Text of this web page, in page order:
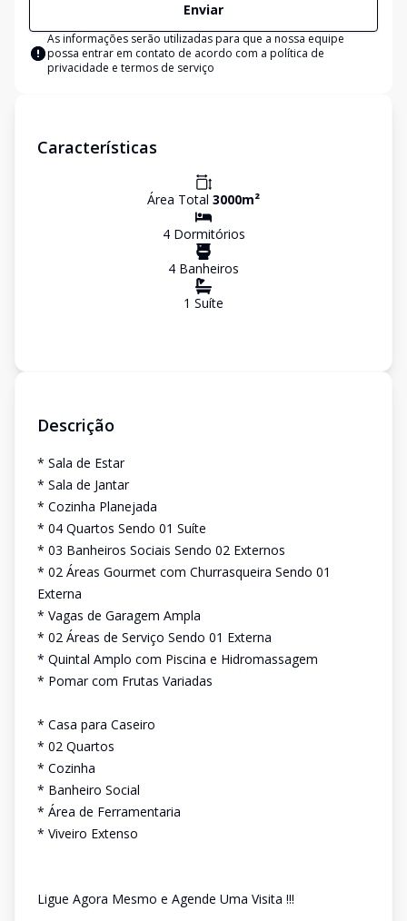
Enviar
As informações serão utilizadas para que a nossa equipe
possa entrar em contato de acordo com a política de
privacidade e termos de serviço
Características
Área Total 3000m²
4Dormitórios
4 Banheiros
1 Suíte
Descrição
* Sala de Estar
* Sala de Jantar
* Cozinha Planejada
* 04 Quartos Sendo 01 Suíte
* 03 Banheiros Sociais Sendo 02 Externos
* 02 Áreas Gourmet com Churrasqueira Sendo 01
Externa
* Vagas de Garagem Ampla
* 02 Áreas de Serviço Sendo 01 Externa
* Quintal Amplo com Piscina e Hidromassagem
* Pomar com Frutas Variadas
* Casa para Caseiro
* 02 Quartos
* Cozinha
* Banheiro Social
* Área de Ferramentaria
* Viveiro Extenso
Ligue Agora Mesmo e Agende Uma Visita !!!